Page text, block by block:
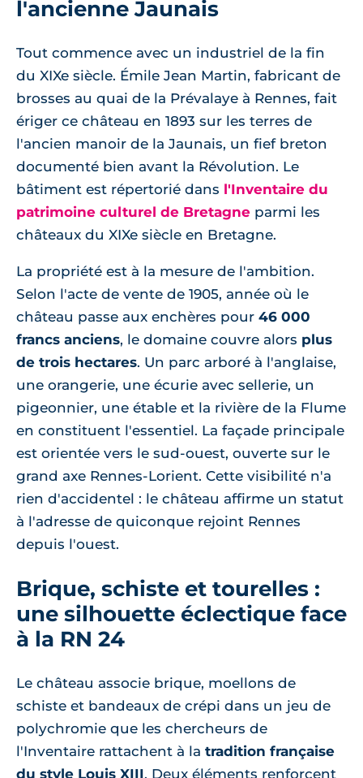
l'ancienne Jaunais
Tout commence avec un industriel de la fin
du XIXe siècle. Émile Jean Martin, fabricant de
brosses au quai de la Prévalaye à Rennes, fait
ériger ce château en 1893 sur les terres de
l'ancien manoir de la Jaunais, un fief breton
documenté bien avant la Révolution. Le
bâtiment est répertorié dans l'Inventaire du
patrimoine culturel de Bretagne parmi les
châteaux du XIXe siècle en Bretagne.
La propriété est à la mesure de l'ambition.
Selon l'acte de vente de 1905, année où le
château passe aux enchères pour 46 000
francs anciens, le domaine couvre alors plus
de trois hectares. Un parc arboré à l'anglaise,
une orangerie, une écurie avec sellerie, un
pigeonnier, une étable et la rivière de la Flume
en constituent l'essentiel. La façade principale
est orientée vers le sud-ouest, ouverte sur le
grand axe Rennes-Lorient. Cette visibilité n'a
rien d'accidentel : le château affirme un statut
à l'adresse de quiconque rejoint Rennes
depuis l'ouest.
Brique, schiste et tourelles :
une silhouette éclectique face
à la RN 24
Le château associe brique, moellons de
schiste et bandeaux de crépi dans un jeu de
polychromie que les chercheurs de
l'Inventaire rattachent à la tradition française
du style Louis XIII. Deux éléments renforcent